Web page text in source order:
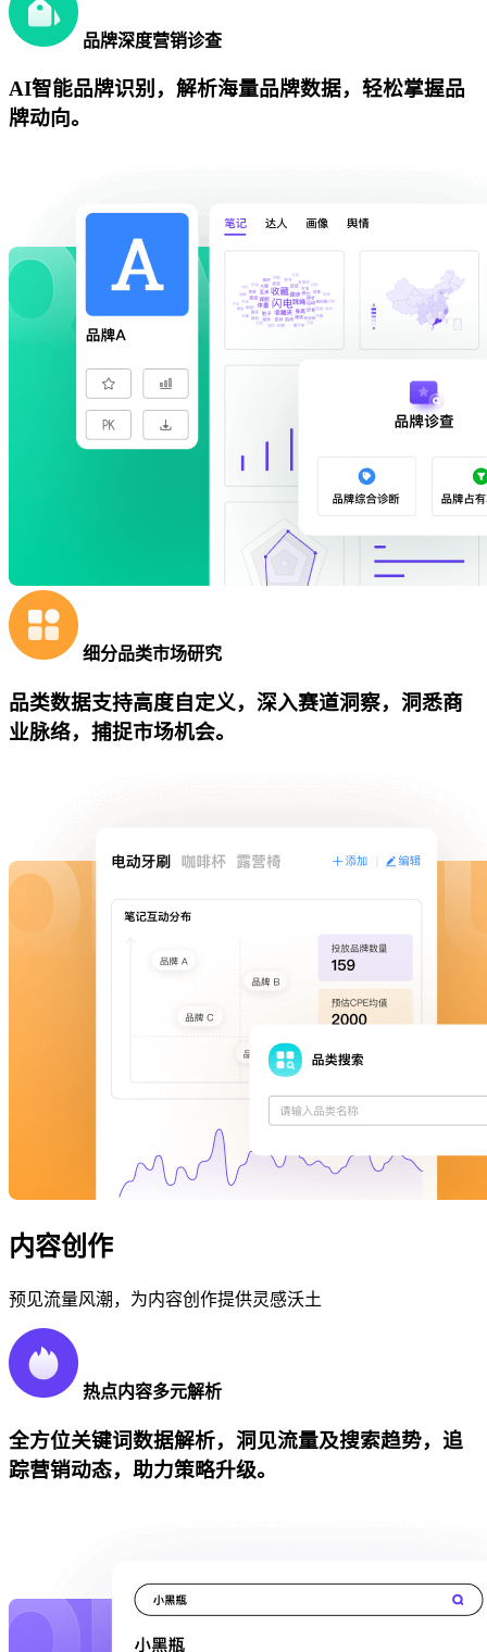
品牌深度营销诊查
AI智能品牌识别，解析海量品牌数据，轻松掌握品
牌动向。
细分品类市场研究
品类数据支持高度自定义，深入赛道洞察，洞悉商
业脉络，捕捉市场机会。
内容创作
预见流量风潮，为内容创作提供灵感沃土
热点内容多元解析
全方位关键词数据解析，洞见流量及搜索趋势，追
踪营销动态，助力策略升级。